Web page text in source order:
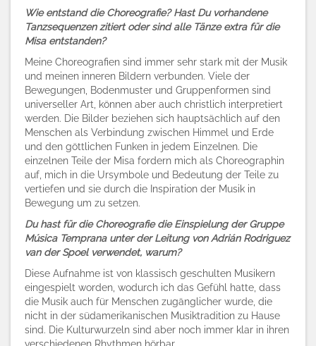
Wie entstand die Choreografie? Hast Du vorhandene
Tanzsequenzen zitiert oder sind alle Tänze extra für die
Misa entstanden?
Meine Choreografien sind immer sehr stark mit der Musik
und meinen inneren Bildern verbunden. Viele der
Bewegungen, Bodenmuster und Gruppenformen sind
universeller Art, können aber auch christlich interpretiert
werden. Die Bilder beziehen sich hauptsächlich auf den
Menschen als Verbindung zwischen Himmel und Erde
und den göttlichen Funken in jedem Einzelnen. Die
einzelnen Teile der Misa fordern mich als Choreographin
auf, mich in die Ursymbole und Bedeutung der Teile zu
vertiefen und sie durch die Inspiration der Musik in
Bewegung um zu setzen.
Du hast für die Choreografie die Einspielung der Gruppe
Música Temprana unter der Leitung von Adrián Rodriguez
van der Spoel verwendet, warum?
Diese Aufnahme ist von klassisch geschulten Musikern
eingespielt worden, wodurch ich das Gefühl hatte, dass
die Musik auch für Menschen zugänglicher wurde, die
nicht in der südamerikanischen Musiktradition zu Hause
sind. Die Kulturwurzeln sind aber noch immer klar in ihren